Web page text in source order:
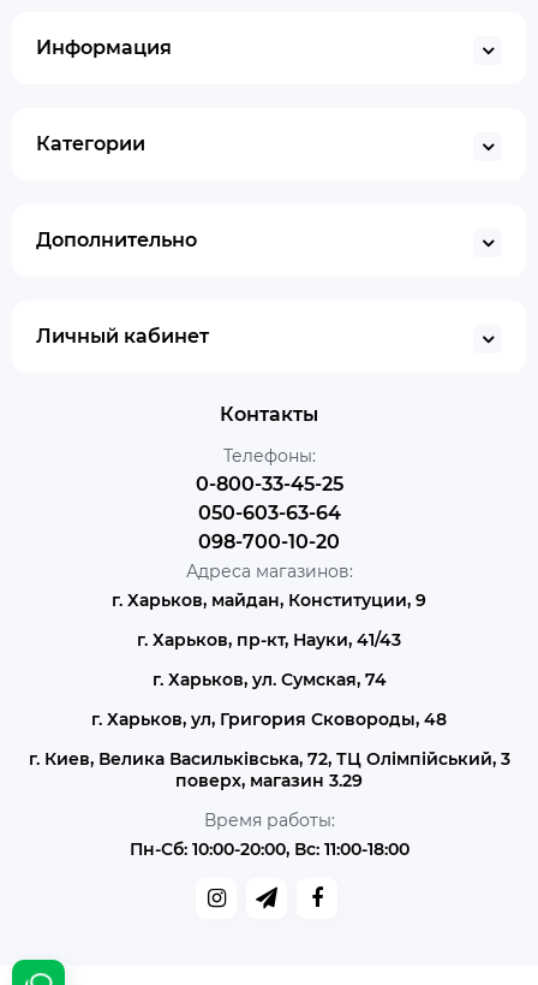
Информация
Категории
Дополнительно
Личный кабинет
Контакты
Телефоны:
0-800-33-45-25
050-603-63-64
098-700-10-20
Адреса магазинов:
г. Харьков, майдан, Конституции, 9
г. Харьков, пр-кт, Науки, 41/43
г. Харьков, ул. Сумская, 74
г. Харьков, ул, Григория Сковороды, 48
г. Киев, Велика Васильківська, 72, ТЦ Олімпійський, 3
поверх, магазин 3.29
Время работы:
Пн-Сб: 10:00-20:00, Вс: 11:00-18:00